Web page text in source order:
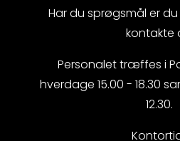
Har du sprøgsmål er
kontakte
Personalet træffes i
hverdage 15.00 - 18.30
12.30.